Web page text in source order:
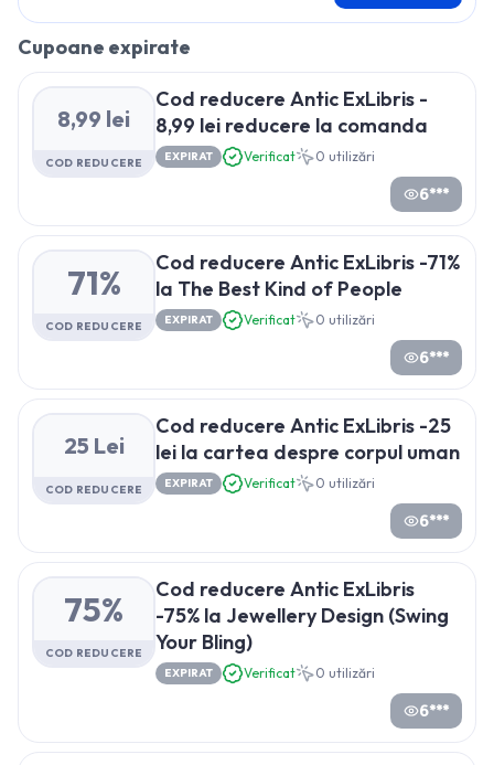
Cupoane expirate
8,99 lei
COD REDUCERE
Cod reducere Antic ExLibris -
8,99 lei reducere la comanda
EXPIRAT Verificat 0 utilizări
6***
71%
COD REDUCERE
Cod reducere Antic ExLibris -71%
la The Best Kind of People
EXPIRAT Verificat 0 utilizări
6***
25 Lei
COD REDUCERE
Cod reducere Antic ExLibris -25
lei la cartea despre corpul uman
EXPIRAT Verificat 0 utilizări
6***
75%
COD REDUCERE
Cod reducere Antic ExLibris
-75% la Jewellery Design (Swing
Your Bling)
EXPIRAT Verificat 0 utilizări
6***